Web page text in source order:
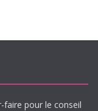
faire pour le conseil